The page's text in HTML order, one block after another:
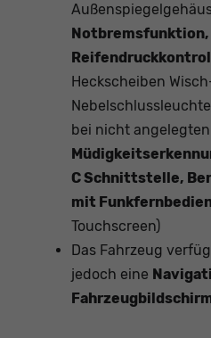
Heckscheiben
bei nicht
C Schnittstelle,
mit
Touchscreen)
Das Fahrzeug
jedoch eine